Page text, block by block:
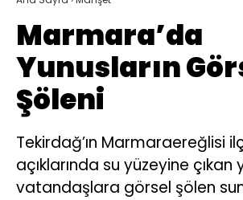
Marmara’da
Yunusların
Şöleni
Tekirdağ’ın Marmaraereğlisi
açıklarında su yüzeyine çıkan
vatandaşlara görsel şölen